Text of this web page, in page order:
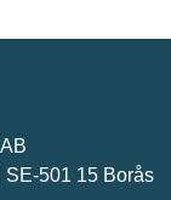
SE-501 15 Borås